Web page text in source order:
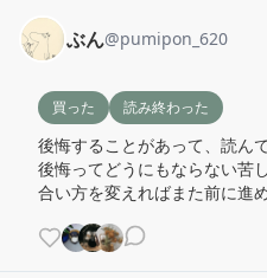
ぶん@pumipon_620
買った 読み終わった
後悔することがあって、読んで
後悔ってどうにもならない苦
合い方を変えればまた前に進